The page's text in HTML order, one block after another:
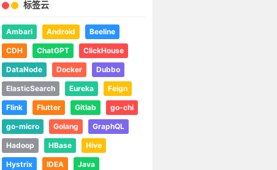
标签云
Ambari Android Beeline
CDH ChatGPT ClickHouse
DataNode Docker Dubbo
ElasticSearch Eureka Feign
Flink Flutter Gitlab go-chi
go-micro Golang GraphQL
Hadoop HBase Hive
Hystrix IDEA Java